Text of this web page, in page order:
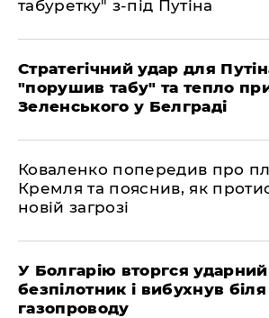
табуретку" з-під Путіна
Стратегічний удар для
"порушив табу" та тепло
Зеленського у Белграді
Коваленко попередив про
Кремля та пояснив, як
новій загрозі
У Болгарію вторгся ударний
безпілотник і вибухнув біля
газопроводу